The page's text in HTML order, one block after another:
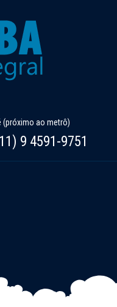
(próximo ao metrô)
9 4591-9751